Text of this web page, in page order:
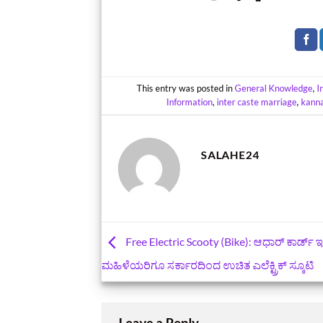
This entry was posted inGeneral Knowledge,
Information, inter caste marriage,
SALAHE24
Free Electric Scooty (Bike): ಆಧಾರ್‌ ಕಾರ್ಡ್‌
ಮಹಿಳೆಯರಿಗೂ ಸರ್ಕಾರದಿಂದ ಉಚಿತ ಎಲೆಕ್ಟ್ರಿಕ್ ಸ್ಕೂಟಿ